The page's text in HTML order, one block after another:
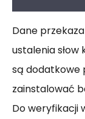
Dane
ustalenia
są dodatkowe
zainstalować
Do weryfikacji